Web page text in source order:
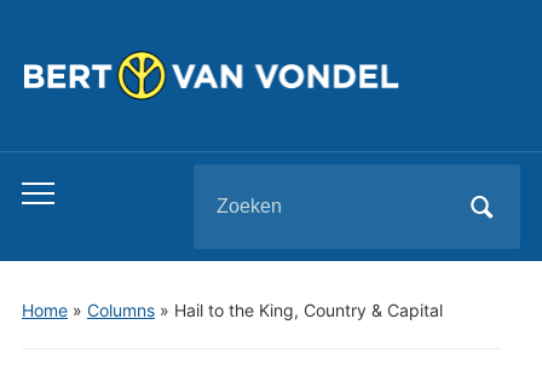
Toggle
menu
naar:
Home» Columns» Hail to the King, Country & Capital